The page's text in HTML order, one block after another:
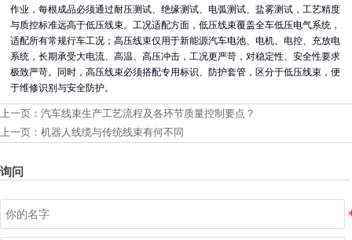
作业，每根成品必须通过耐压测试、绝缘测试、电弧测试、盐雾测试，工艺精度
与质控标准远高于低压线束。工况适配方面，低压线束覆盖全车低压电气系统，
适配所有常规行车工况；高压线束仅用于新能源汽车电池、电机、电控、充放电
系统，长期承受大电流、高温、高压冲击，工况更严苛，对稳定性、安全性要求
极致严苛。同时，高压线束必须搭配专用标识、防护套管，区分于低压线束，便
于维修识别与安全防护。
上一页： 汽车线束生产工艺流程及各环节质量控制要点？
上一页： 机器人线缆与传统线束有何不同
询问